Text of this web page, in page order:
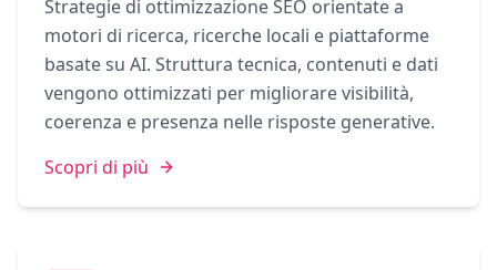
Strategie di ottimizzazione SEO orientate a
motori di ricerca, ricerche locali e piattaforme
basate su AI. Struttura tecnica, contenuti e dati
vengono ottimizzati per migliorare visibilità,
coerenza e presenza nelle risposte generative.
Scopri di più